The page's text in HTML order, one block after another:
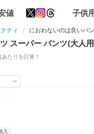
値 子供
ティ におわないのは良いパ
スーパー パンツ(大人
あたりを計算！
入